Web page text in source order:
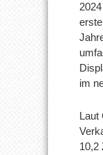
im
Laut
10,2